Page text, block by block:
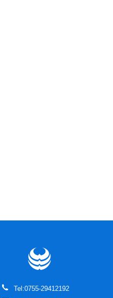
Tel:0755-29412192